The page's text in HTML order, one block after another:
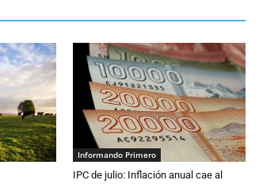
Informando Primero
IPC de julio: Inflación anual cae al